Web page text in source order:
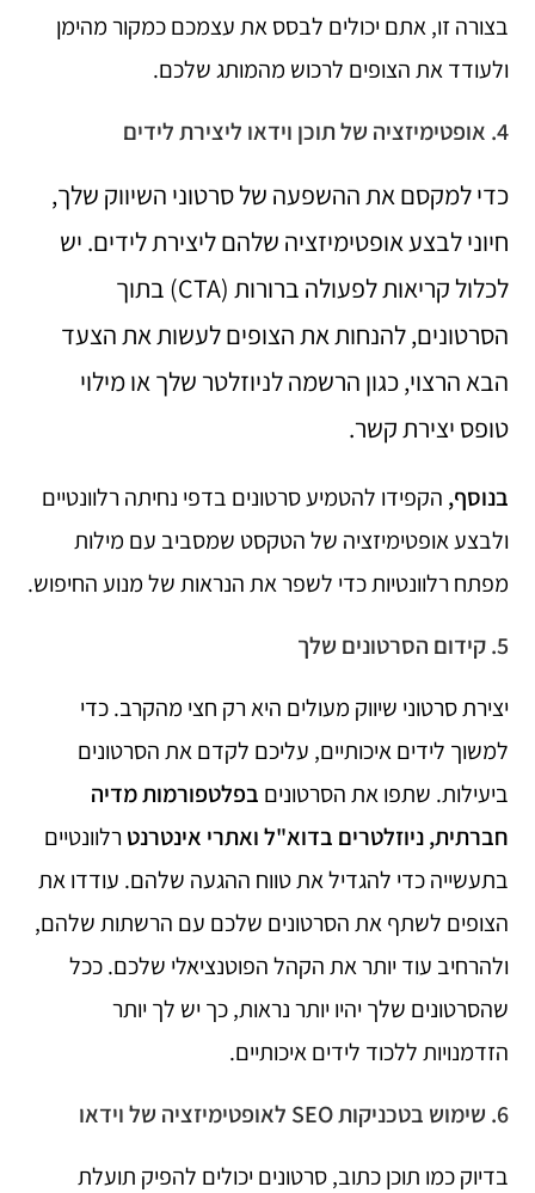
בצורה זו, אתם יכולים לבסס את עצמכם כמקור מהימן
ולעודד את הצופים לרכוש מהמותג שלכם.
4. אופטימיזציה של תוכן וידאו ליצירת לידים
כדי למקסם את ההשפעה של סרטוני השיווק שלך,
חיוני לבצע אופטימיזציה שלהם ליצירת לידים. יש
לכלול קריאות לפעולה ברורות (CTA) בתוך
הסרטונים, להנחות את הצופים לעשות את הצעד
הבא הרצוי, כגון הרשמה לניוזלטר שלך או מילוי
טופס יצירת קשר.
בנוסף, הקפידו להטמיע סרטונים בדפי נחיתה רלוונטיים
ולבצע אופטימיזציה של הטקסט שמסביב עם מילות
מפתח רלוונטיות כדי לשפר את הנראות של מנוע החיפוש.
5. קידום הסרטונים שלך
יצירת סרטוני שיווק מעולים היא רק חצי מהקרב. כדי
למשוך לידים איכותיים, עליכם לקדם את הסרטונים
ביעילות. שתפו את הסרטונים בפלטפורמות מדיה
חברתית, ניוזלטרים בדוא"ל ואתרי אינטרנט רלוונטיים
בתעשייה כדי להגדיל את טווח ההגעה שלהם. עודדו את
הצופים לשתף את הסרטונים שלכם עם הרשתות שלהם,
ולהרחיב עוד יותר את הקהל הפוטנציאלי שלכם. ככל
שהסרטונים שלך יהיו יותר נראות, כך יש לך יותר
הזדמנויות ללכוד לידים איכותיים.
6. שימוש בטכניקות SEO לאופטימיזציה של וידאו
בדיוק כמו תוכן כתוב, סרטונים יכולים להפיק תועלת